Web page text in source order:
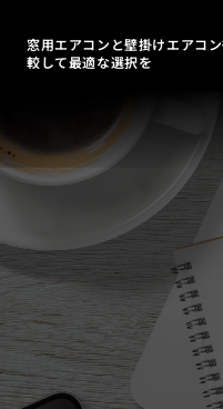
窓用エアコンと壁掛けエアコ
較して最適な選択を